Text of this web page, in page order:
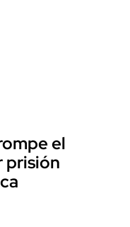
el
prisión